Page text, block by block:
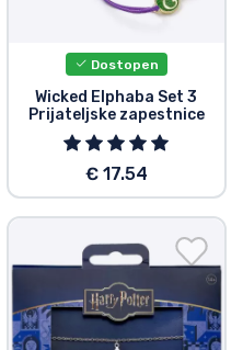
Dostopen
Wicked Elphaba Set 3
Prijateljske zapestnice
€ 17.54